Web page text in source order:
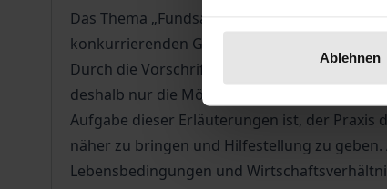
Ablehnen
Das Thema „Fundsachen” ist für die
konkurrierenden Gesetzgebung zuzurechnen.
Durch die Vorschriften des Fundrechts im
deshalb nur die Möglichkeit, Regelungen
Aufgabe dieser Erläuterungen ist, der Praxis
näher zu bringen und Hilfestellung zu
Lebensbedingungen und